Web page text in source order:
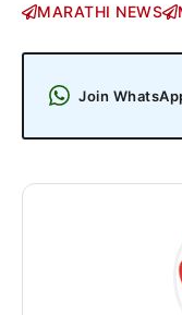
MARATHI NEWS
Join